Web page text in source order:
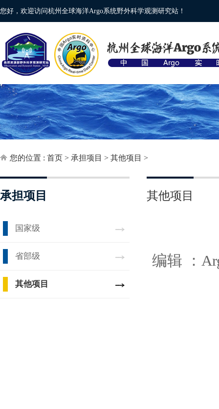
您好，欢迎访问杭州全球海洋Argo系统野外科学观测研究站！
您的位置 : 首页 > 承担项目 > 其他项目 >
承担项目
国家级
省部级
其他项目
其他项目
编辑 ：